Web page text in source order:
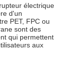
électrique
d'un
PET, FPC ou
sont des
qui permettent
aux